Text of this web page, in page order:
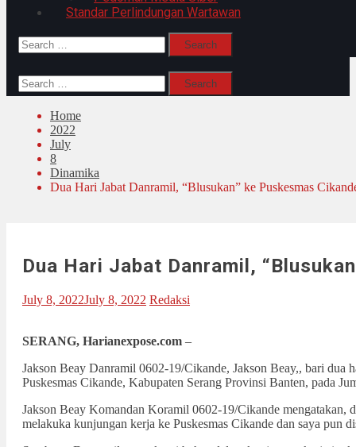
Standar Perlindungan Wartawan
Search
for:
Search
for:
Home
2022
July
8
Dinamika
Dua Hari Jabat Danramil, “Blusukan” ke Puskesmas
Dua Hari Jabat Danramil,
July 8, 2022July 8, 2022 Redaksi
SERANG, Harianexpose.com –
Jakson Beay Danramil 0602-19/Cikande, Jakson Beay,, bari
Puskesmas Cikande, Kabupaten Serang Provinsi Banten, pada
Jakson Beay Komandan Koramil 0602-19/Cikande mengatakan,
melakuka kunjungan kerja ke Puskesmas Cikande dan saya pun